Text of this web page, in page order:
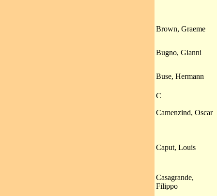
Brown, Graeme
Bugno, Gianni
Buse, Hermann
C
Camenzind, Oscar
Caput, Louis
Casagrande,
Filippo